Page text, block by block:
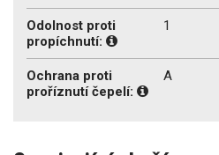
Odolnost proti
propíchnutí:
1
Ochrana proti
proříznutí čepelí:
A